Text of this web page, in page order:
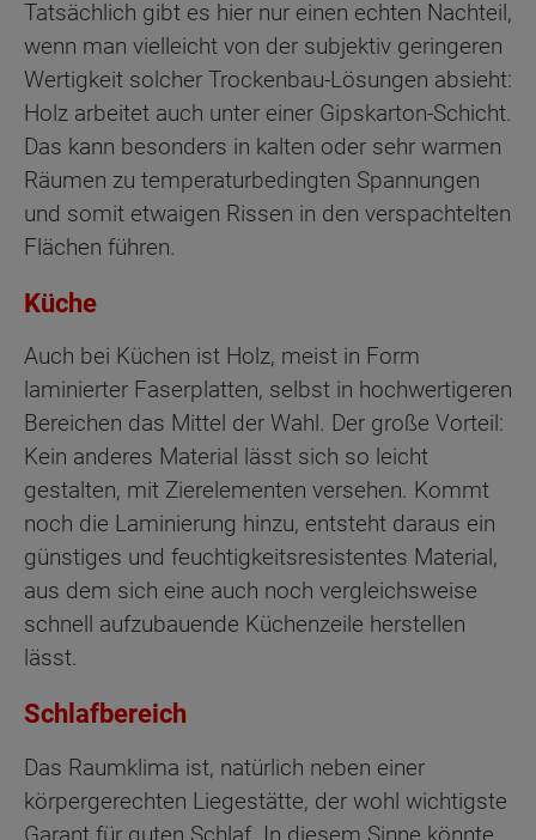
Tatsächlich gibt es hier nur einen echten Nachteil,
wenn man vielleicht von der subjektiv geringeren
Wertigkeit solcher Trockenbau-Lösungen absieht:
Holz arbeitet auch unter einer Gipskarton-Schicht.
Das kann besonders in kalten oder sehr warmen
Räumen zu temperaturbedingten Spannungen
und somit etwaigen Rissen in den verspachtelten
Flächen führen.
Küche
Auch bei Küchen ist Holz, meist in Form
laminierter Faserplatten, selbst in hochwertigeren
Bereichen das Mittel der Wahl. Der große Vorteil:
Kein anderes Material lässt sich so leicht
gestalten, mit Zierelementen versehen. Kommt
noch die Laminierung hinzu, entsteht daraus ein
günstiges und feuchtigkeitsresistentes Material,
aus dem sich eine auch noch vergleichsweise
schnell aufzubauende Küchenzeile herstellen
lässt.
Schlafbereich
Das Raumklima ist, natürlich neben einer
körpergerechten Liegestätte, der wohl wichtigste